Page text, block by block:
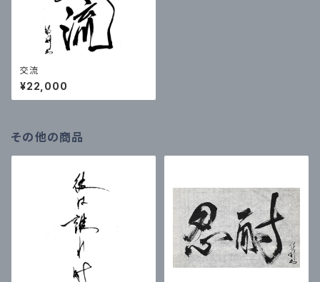
交流
¥22,000
その他の商品